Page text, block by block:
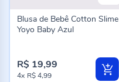
Blusa de Bebê Cotton Slime
Yoyo Baby Azul
R$ 19,99
4x R$ 4,99